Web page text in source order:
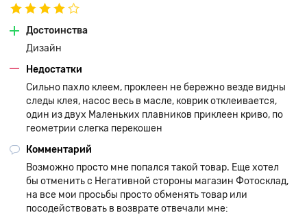
Достоинства
Дизайн
Недостатки
Сильно пахло клеем, проклеен не бережно везде видны
следы клея, насос весь в масле, коврик отклеивается,
один из двух Маленьких плавников приклеен криво, по
геометрии слегка перекошен
Комментарий
Возможно просто мне попался такой товар. Еще хотел
бы отменить с Негативной стороны магазин Фотосклад,
на все мои просьбы просто обменять товар или
посодействовать в возврате отвечали мне: